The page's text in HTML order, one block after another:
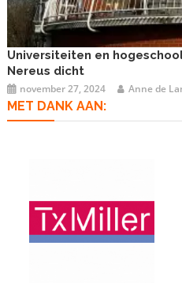
Universiteiten en
Nereus dicht
november 27, 2024 Anne de
MET DANK AAN: